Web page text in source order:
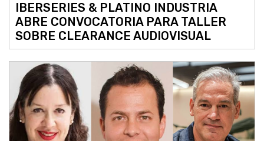
IBERSERIES & PLATINO INDUSTRIA
ABRE CONVOCATORIA PARA TALLER
SOBRE CLEARANCE AUDIOVISUAL